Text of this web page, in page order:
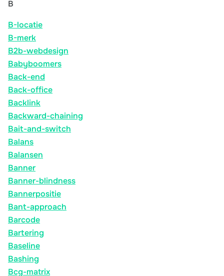
B
B-locatie
B-merk
B2b-webdesign
Babyboomers
Back-end
Back-office
Backlink
Backward-chaining
Bait-and-switch
Balans
Balansen
Banner
Banner-blindness
Bannerpositie
Bant-approach
Barcode
Bartering
Baseline
Bashing
Bcg-matrix